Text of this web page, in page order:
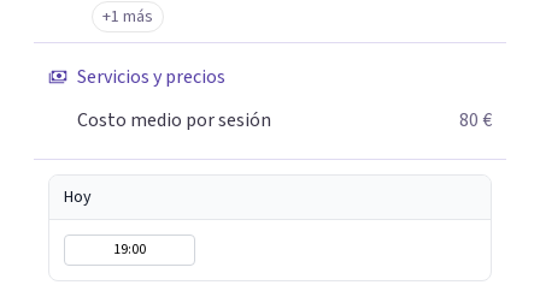
+1 más
Servicios y precios
Costo medio por sesión
80 €
Hoy
19:00